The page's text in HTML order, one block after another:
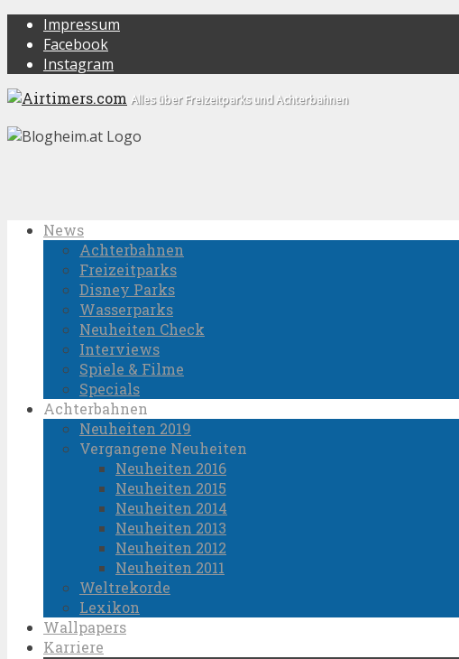
Impressum
Facebook
Instagram
Alles über Freizeitparks und Achterbahnen
News
Achterbahnen
Freizeitparks
Disney Parks
Wasserparks
Neuheiten Check
Interviews
Spiele & Filme
Specials
Achterbahnen
Neuheiten 2019
Vergangene Neuheiten
Neuheiten 2016
Neuheiten 2015
Neuheiten 2014
Neuheiten 2013
Neuheiten 2012
Neuheiten 2011
Weltrekorde
Lexikon
Wallpapers
Karriere